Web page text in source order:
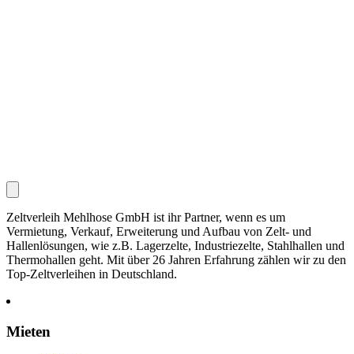
Zeltverleih Mehlhose GmbH ist ihr Partner, wenn es um
Vermietung, Verkauf, Erweiterung und Aufbau von Zelt- und
Hallenlösungen, wie z.B. Lagerzelte, Industriezelte, Stahlhallen und
Thermohallen geht. Mit über 26 Jahren Erfahrung zählen wir zu den
Top-Zeltverleihen in Deutschland.
Mieten